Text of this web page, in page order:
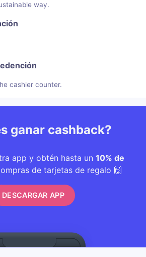
way.
cashier counter.
ganar cashback?
app y obtén hasta un 10% de
de tarjetas de regalo 🙌
DESCARGAR APP